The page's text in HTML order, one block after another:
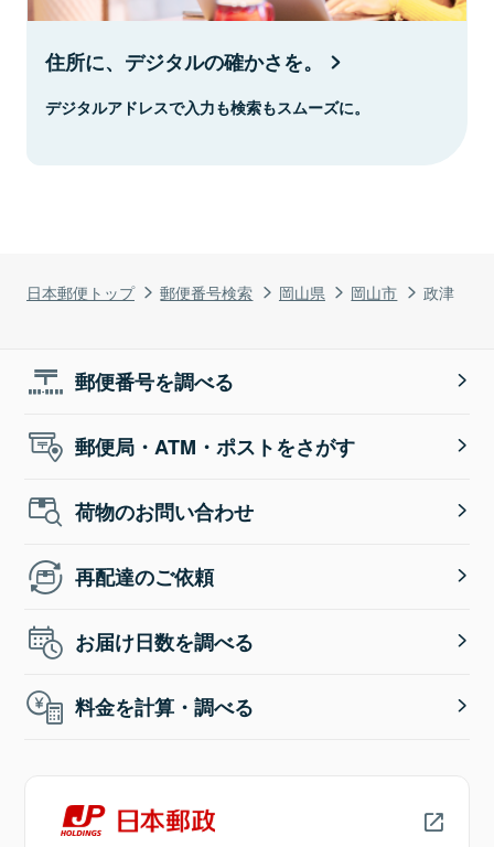
日本郵便トップ 郵便番号検索 岡山県 岡山市 政津
住所に、デジタルの確かさを。
デジタルアドレスで入力も検索もスムーズに。
郵便番号を調べる
郵便局・ATM・ポストをさがす
荷物のお問い合わせ
再配達のご依頼
お届け日数を調べる
料金を計算・調べる